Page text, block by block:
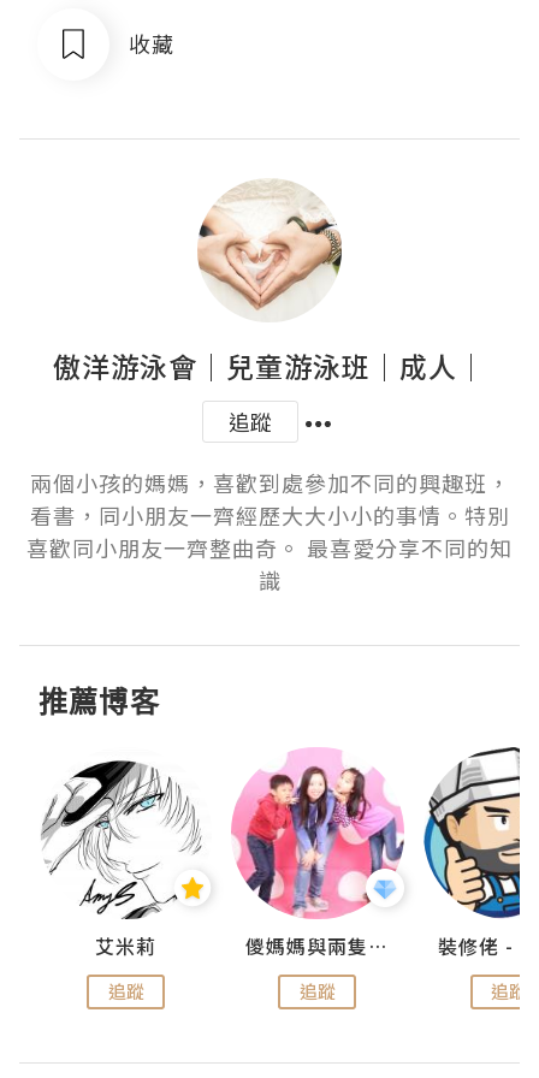
收藏
傲洋游泳會｜兒童游泳班｜成人｜
追蹤
兩個小孩的媽媽，喜歡到處參加不同的興趣班，
看書，同小朋友一齊經歷大大小小的事情。特別
喜歡同小朋友一齊整曲奇。 最喜愛分享不同的知
推薦博客
艾米莉
追蹤
儍媽媽與兩隻小魔怪之家
追蹤 追蹤